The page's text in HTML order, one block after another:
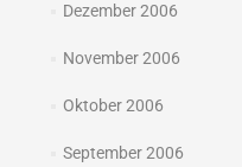
Dezember 2006
November 2006
Oktober 2006
September 2006